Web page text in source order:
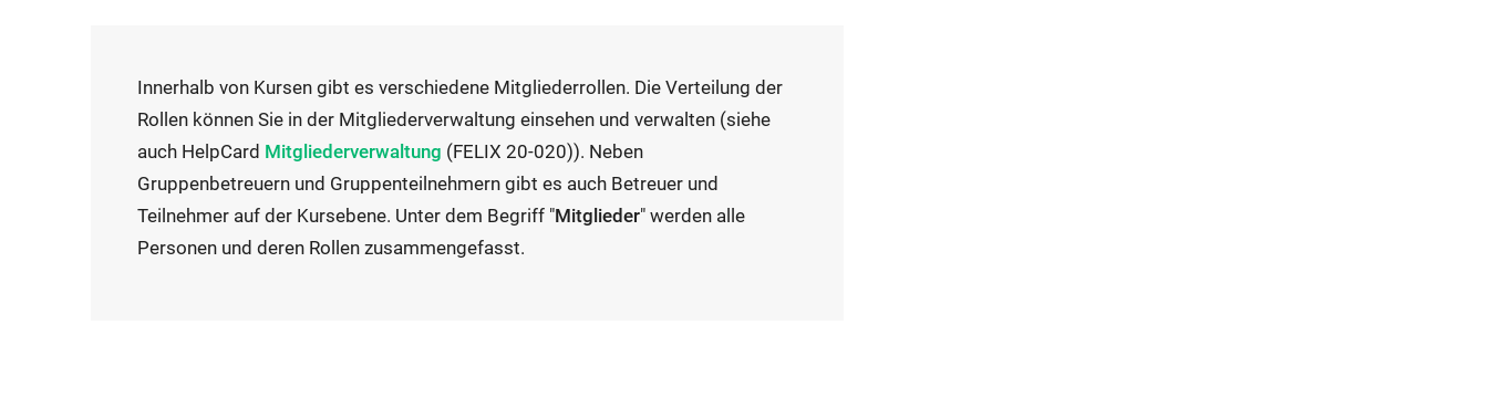
Innerhalb von Kursen gibt es verschiedene Mitgliederrollen. Die Verteilung der
Rollen können Sie in der Mitgliederverwaltung einsehen und verwalten (siehe
auch HelpCard E
x
t
e
Mitgliederverwaltung (FELIX 20-020)​). Neben
Gruppenbetreuern und Gruppenteilnehmern gibt es auch Betreuer und
Teilnehmer auf der Kursebene. Unter dem Begriff "Mitglieder" werden alle
Personen und deren Rollen zusammengefasst.